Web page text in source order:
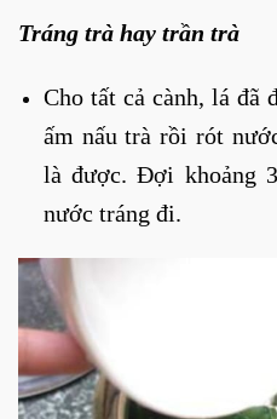
Tráng trà hay trần trà
Cho tất cả cành, lá đã
ấm nấu trà rồi rót
là được. Đợi khoảng
nước tráng đi.